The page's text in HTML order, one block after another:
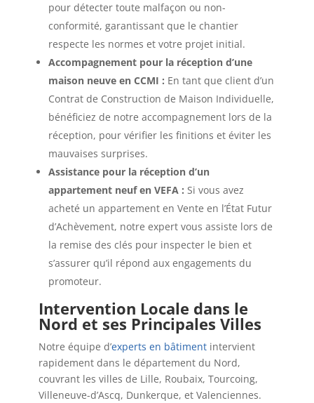
pour détecter toute malfaçon ou non-
conformité, garantissant que le chantier
respecte les normes et votre projet initial.
Accompagnement pour la réception d’une
maison neuve en CCMI : En tant que client d’un
Contrat de Construction de Maison Individuelle,
bénéficiez de notre accompagnement lors de la
réception, pour vérifier les finitions et éviter les
mauvaises surprises.
Assistance pour la réception d’un
appartement neuf en VEFA : Si vous avez
acheté un appartement en Vente en l’État Futur
d’Achèvement, notre expert vous assiste lors de
la remise des clés pour inspecter le bien et
s’assurer qu’il répond aux engagements du
promoteur.
Intervention Locale dans le
Nord et ses Principales Villes
Notre équipe d’experts en bâtimentintervient
rapidement dans le département du Nord,
couvrant les villes de Lille, Roubaix, Tourcoing,
Villeneuve-d’Ascq, Dunkerque, et Valenciennes.